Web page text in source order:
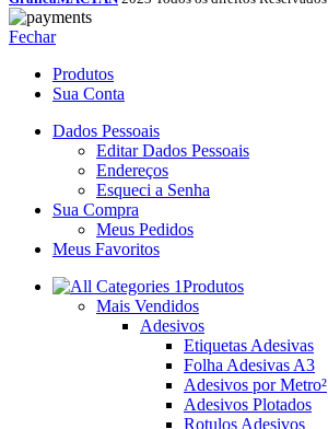
Fechar
Produtos
Sua Conta
Dados Pessoais
Editar Dados Pessoais
Endereços
Esqueci a Senha
Sua Compra
Meus Pedidos
Meus Favoritos
Produtos
Mais Vendidos
Adesivos
Etiquetas Adesivas
Folha Adesivas A3
Adesivos por Metro²
Adesivos Plotados
Rotulos Adesivos